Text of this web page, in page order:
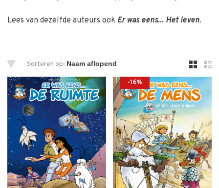
Lees van dezelfde auteurs ook Er was eens... Het leven.
Sorteren op:
-16%